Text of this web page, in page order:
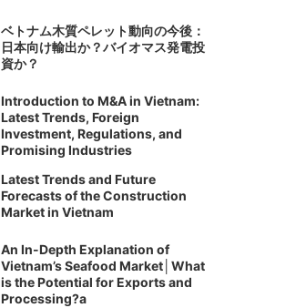
ベトナム木質ペレット動向の今後：
日本向け輸出か？バイオマス発電投
資か？
Introduction to M&A in Vietnam:
Latest Trends, Foreign
Investment, Regulations, and
Promising Industries
Latest Trends and Future
Forecasts of the Construction
Market in Vietnam
An In-Depth Explanation of
Vietnam’s Seafood Market│What
is the Potential for Exports and
Processing?a